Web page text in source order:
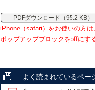
PDFダウンロード（95.2 KB）
iPhone（safari）をお使いの方
ポップアップブロックをoffにす
よく読まれているペー